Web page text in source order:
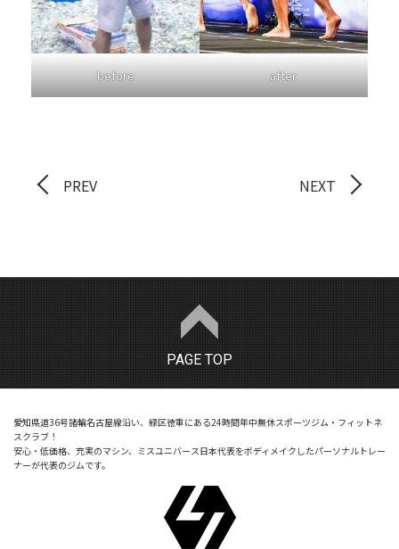
before after
PREV NEXT
PAGE TOP
愛知県道36号諸輪名古屋線沿い、緑区徳重にある24時間年中無休スポーツジム・フィットネ
スクラブ！
安心・低価格、充実のマシン、ミスユニバース日本代表をボディメイクしたパーソナルトレー
ナーが代表のジムです。